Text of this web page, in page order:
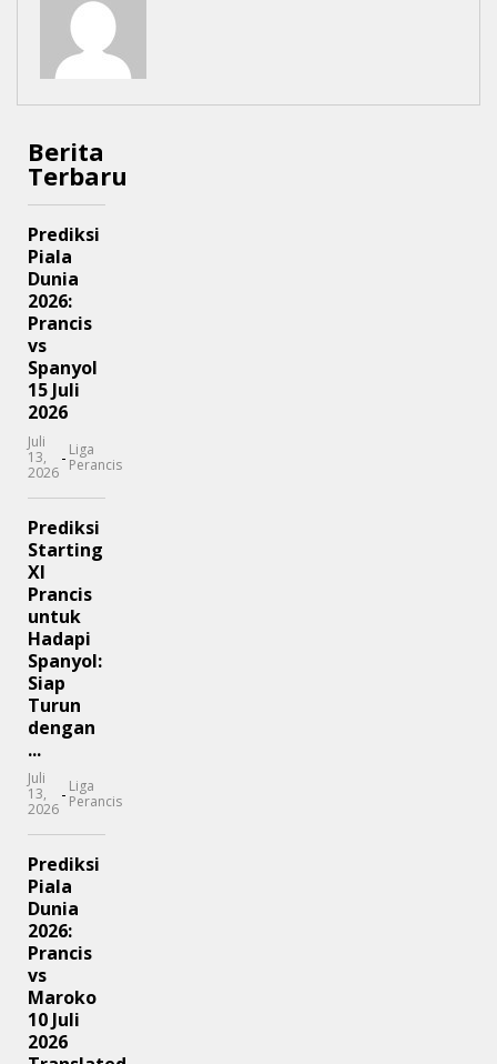
Berita
Terbaru
Prediksi
Piala
Dunia
2026:
Prancis
vs
Spanyol
15 Juli
2026
Juli
13,
2026
- Liga
Perancis
Prediksi
Starting
XI
Prancis
untuk
Hadapi
Spanyol:
Siap
Turun
dengan
...
Juli
13,
2026
- Liga
Perancis
Prediksi
Piala
Dunia
2026:
Prancis
vs
Maroko
10 Juli
2026